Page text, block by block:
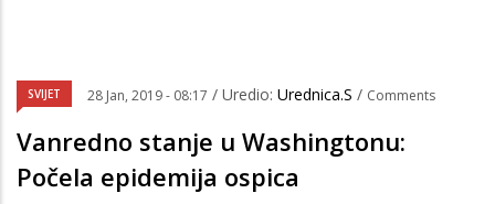
SVIJET 28 Jan, 2019 - 08:17 / Uredio: Urednica.S / Comments
Vanredno stanje u Washingtonu:
Počela epidemija ospica